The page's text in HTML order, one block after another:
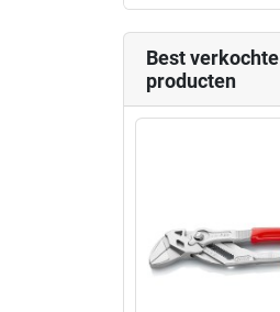
Best verkochte
producten